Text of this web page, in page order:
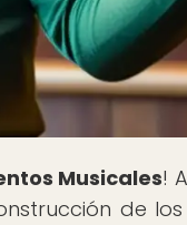
Musicales!
de